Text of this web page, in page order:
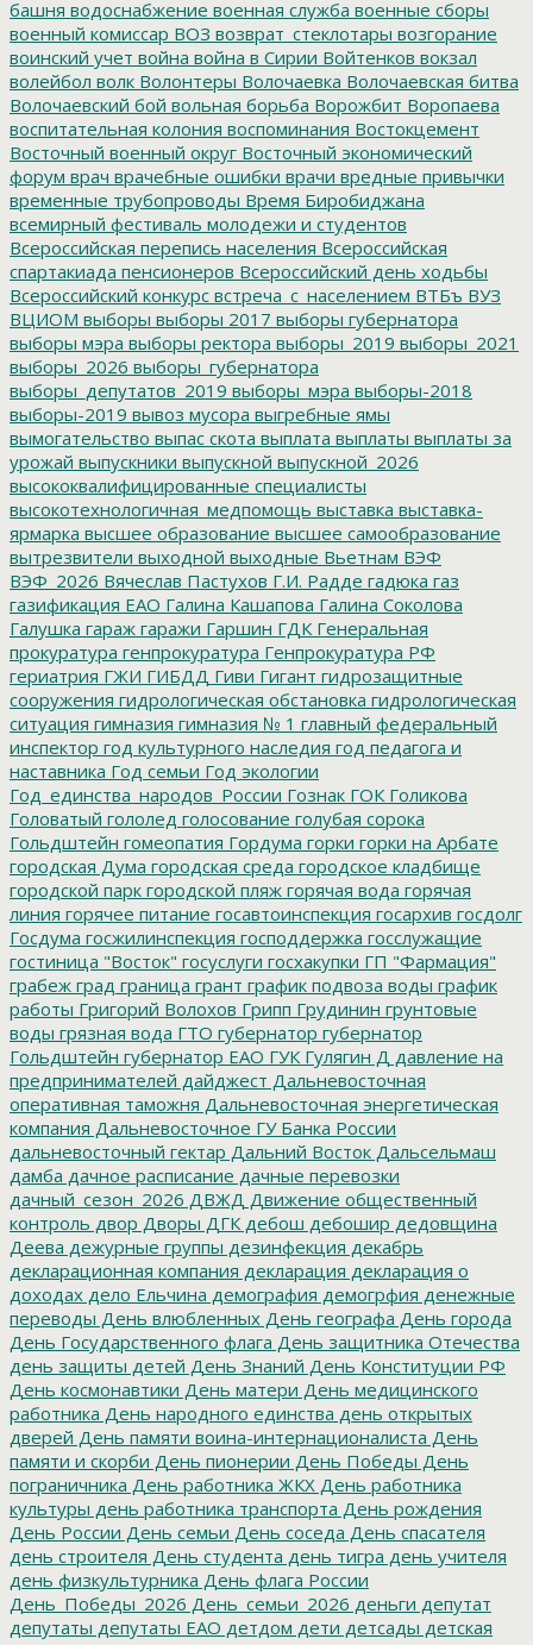
башня водоснабжение военная служба военные сборы
военный комиссар ВОЗ возврат_стеклотары возгорание
воинский учет война война в Сирии Войтенков вокзал
волейбол волк Волонтеры Волочаевка Волочаевская битва
Волочаевский бой вольная борьба Ворожбит Воропаева
воспитательная колония воспоминания Востокцемент
Восточный военный округ Восточный экономический
форум врач врачебные ошибки врачи вредные привычки
временные трубопроводы Время Биробиджана
всемирный фестиваль молодежи и студентов
Всероссийская перепись населения Всероссийская
спартакиада пенсионеров Всероссийский день ходьбы
Всероссийский конкурс встреча_с_населением ВТБъ ВУЗ
ВЦИОМ выборы выборы 2017 выборы губернатора
выборы мэра выборы ректора выборы_2019 выборы_2021
выборы_2026 выборы_губернатора
выборы_депутатов_2019 выборы_мэра выборы-2018
выборы-2019 вывоз мусора выгребные ямы
вымогательство выпас скота выплата выплаты выплаты за
урожай выпускники выпускной выпускной_2026
высококвалифицированные специалисты
высокотехнологичная_медпомощь выставка выставка-
ярмарка высшее образование высшее самообразование
вытрезвители выходной выходные Вьетнам ВЭФ
ВЭФ_2026 Вячеслав Пастухов Г.И. Радде гадюка газ
газификация ЕАО Галина Кашапова Галина Соколова
Галушка гараж гаражи Гаршин ГДК Генеральная
прокуратура генпрокуратура Генпрокуратура РФ
гериатрия ГЖИ ГИБДД Гиви Гигант гидрозащитные
сооружения гидрологическая обстановка гидрологическая
ситуация гимназия гимназия № 1 главный федеральный
инспектор год культурного наследия год педагога и
наставника Год семьи Год экологии
Год_единства_народов_России Гознак ГОК Голикова
Головатый гололед голосование голубая сорока
Гольдштейн гомеопатия Гордума горки горки на Арбате
городская Дума городская среда городское кладбище
городской парк городской пляж горячая вода горячая
линия горячее питание госавтоинспекция госархив госдолг
Госдума госжилинспекция господдержка госслужащие
гостиница "Восток" госуслуги госхакупки ГП "Фармация"
грабеж град граница грант график подвоза воды график
работы Григорий Волохов Грипп Грудинин грунтовые
воды грязная вода ГТО губернатор губернатор
Гольдштейн губернатор ЕАО ГУК Гулягин Д давление на
предпринимателей дайджест Дальневосточная
оперативная таможня Дальневосточная энергетическая
компания Дальневосточное ГУ Банка России
дальневосточный гектар Дальний Восток Дальсельмаш
дамба дачное расписание дачные перевозки
дачный_сезон_2026 ДВЖД Движение общественный
контроль двор Дворы ДГК дебош дебошир дедовщина
Деева дежурные группы дезинфекция декабрь
декларационная компания декларация декларация о
доходах дело Ельчина демография демогрфия денежные
переводы День влюбленных День географа День города
День Государственного флага День защитника Отечества
день защиты детей День Знаний День Конституции РФ
День космонавтики День матери День медицинского
работника День народного единства день открытых
дверей День памяти воина-интернационалиста День
памяти и скорби День пионерии День Победы День
пограничника День работника ЖКХ День работника
культуры день работника транспорта День рождения
День России День семьи День соседа День спасателя
день строителя День студента день тигра день учителя
день физкультурника День флага России
День_Победы_2026 День_семьи_2026 деньги депутат
депутаты депутаты ЕАО детдом дети детсады детская